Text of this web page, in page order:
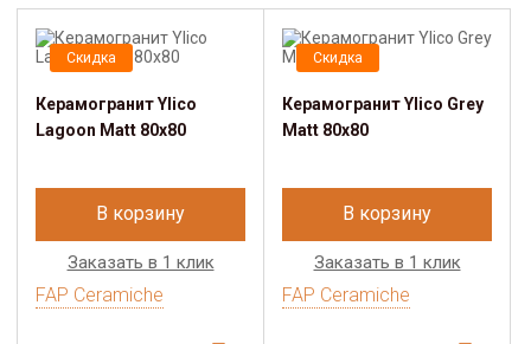
Скидка
Керамогранит Ylico
Lagoon Matt 80x80
В корзину
Заказать в 1 клик
FAP Ceramiche
Скидка
Керамогранит Ylico Grey
Matt 80x80
В корзину
Заказать в 1 клик
FAP Ceramiche